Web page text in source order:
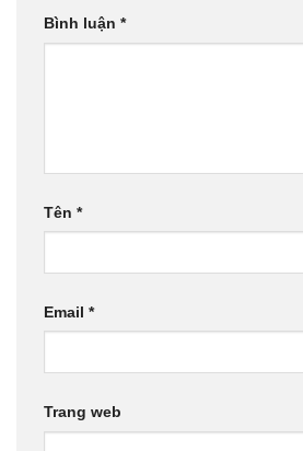
Bình luận *
Tên *
Email *
Trang web